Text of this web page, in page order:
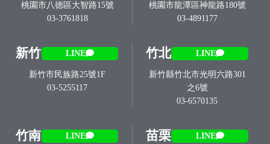
桃園市八德區大智路15號
03-3761818
桃園市龍潭區神龍路180號
03-4891177
新竹 LINE
新竹市民族路25號1F
03-5255117
竹北 LINE
新竹縣竹北市光明六路301
之6號
03-6570135
竹南 LINE 苗栗 LINE